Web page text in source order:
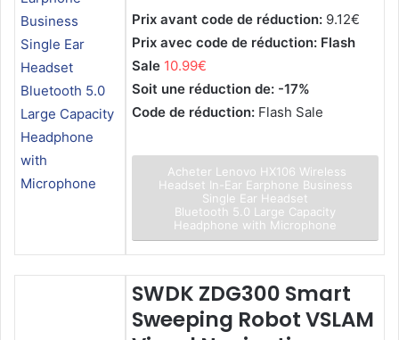
Prix avant code de réduction: 9.12€
Prix avec code de réduction: Flash
Sale 10.99€
Soit une réduction de: -17%
Code de réduction: Flash Sale
Acheter Lenovo HX106 Wireless
Headset In-Ear Earphone Business
Single Ear Headset
Bluetooth 5.0 Large Capacity
Headphone with Microphone
SWDK ZDG300 Smart
Sweeping Robot VSLAM